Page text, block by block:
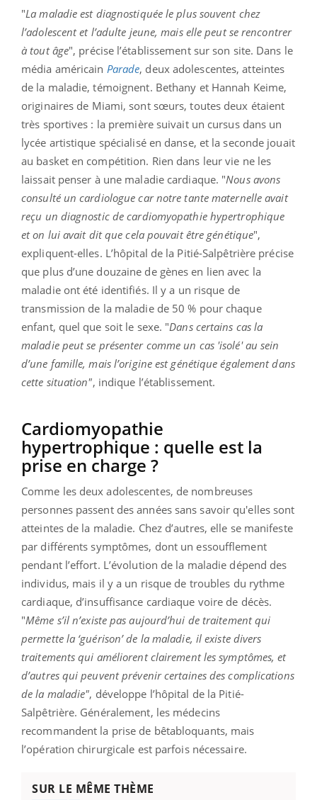
"La maladie est diagnostiquée le plus souvent chez
l’adolescent et l’adulte jeune, mais elle peut se rencontrer
à tout âge", précise l’établissement sur son site. Dans le
média américain Parade, deux adolescentes, atteintes
de la maladie, témoignent. Bethany et Hannah Keime,
originaires de Miami, sont sœurs, toutes deux étaient
très sportives : la première suivait un cursus dans un
lycée artistique spécialisé en danse, et la seconde jouait
au basket en compétition. Rien dans leur vie ne les
laissait penser à une maladie cardiaque. "Nous avons
consulté un cardiologue car notre tante maternelle avait
reçu un diagnostic de cardiomyopathie hypertrophique
et on lui avait dit que cela pouvait être génétique",
expliquent-elles. L’hôpital de la Pitié-Salpêtrière précise
que plus d’une douzaine de gènes en lien avec la
maladie ont été identifiés. Il y a un risque de
transmission de la maladie de 50 % pour chaque
enfant, quel que soit le sexe. "Dans certains cas la
maladie peut se présenter comme un cas 'isolé' au sein
d’une famille, mais l’origine est génétique également dans
cette situation", indique l’établissement.
Cardiomyopathie
hypertrophique : quelle est la
prise en charge ?
Comme les deux adolescentes, de nombreuses
personnes passent des années sans savoir qu'elles sont
atteintes de la maladie. Chez d’autres, elle se manifeste
par différents symptômes, dont un essoufflement
pendant l’effort. L’évolution de la maladie dépend des
individus, mais il y a un risque de troubles du rythme
cardiaque, d’insuffisance cardiaque voire de décès.
"Même s’il n’existe pas aujourd’hui de traitement qui
permette la ‘guérison’ de la maladie, il existe divers
traitements qui améliorent clairement les symptômes, et
d’autres qui peuvent prévenir certaines des complications
de la maladie", développe l’hôpital de la Pitié-
Salpêtrière. Généralement, les médecins
recommandent la prise de bêtabloquants, mais
l’opération chirurgicale est parfois nécessaire.
SUR LE MÊME THÈME